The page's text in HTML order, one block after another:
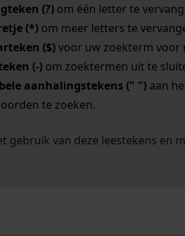
(?)om één letter te
(*)om meer letters te
($)voor uw zoekterm voor
(-)om zoektermen uit te
aanhalingstekens (" ")aan
te zoeken.
gebruik van deze leestekens en